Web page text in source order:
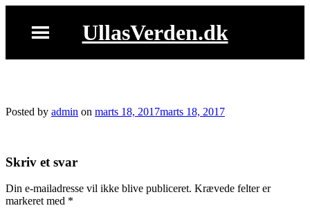
content
UllasVerden.dk
Posted by admin on marts 18, 2017marts 18, 2017
Skriv et svar
Din e-mailadresse vil ikke blive publiceret. Krævede felter er
markeret med *